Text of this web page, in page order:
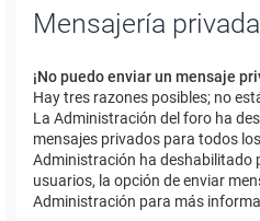
Mensajería privada
¡No puedo enviar un mensaje
Hay tres razones posibles; no
La Administración del foro ha
mensajes privados para todos
Administración ha deshabilitado
usuarios, la opción de enviar
Administración para más